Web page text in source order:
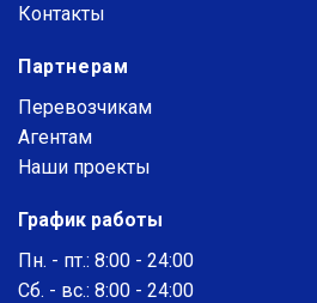
Контакты
Партнерам
Перевозчикам
Агентам
Наши проекты
График работы
Пн. - пт.: 8:00 - 24:00
Сб. - вс.: 8:00 - 24:00